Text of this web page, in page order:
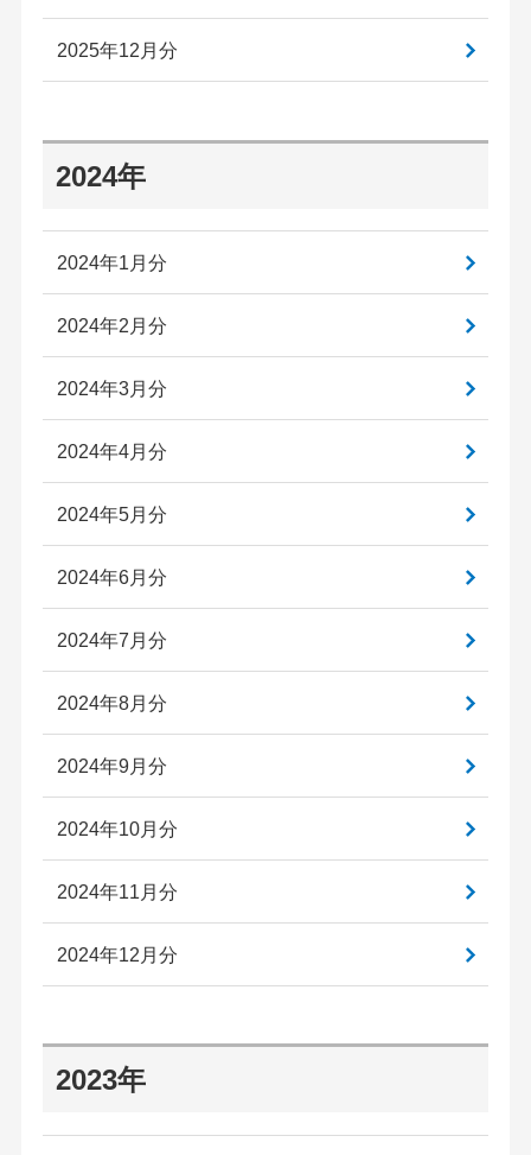
2025年12月分
2024年
2024年1月分
2024年2月分
2024年3月分
2024年4月分
2024年5月分
2024年6月分
2024年7月分
2024年8月分
2024年9月分
2024年10月分
2024年11月分
2024年12月分
2023年